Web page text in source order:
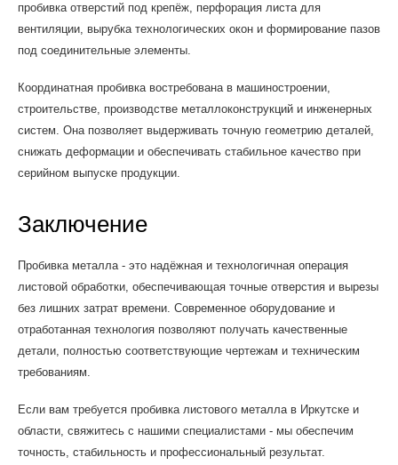
пробивка отверстий под крепёж, перфорация листа для
вентиляции, вырубка технологических окон и формирование пазов
под соединительные элементы.
Координатная пробивка востребована в машиностроении,
строительстве, производстве металлоконструкций и инженерных
систем. Она позволяет выдерживать точную геометрию деталей,
снижать деформации и обеспечивать стабильное качество при
серийном выпуске продукции.
Заключение
Пробивка металла - это надёжная и технологичная операция
листовой обработки, обеспечивающая точные отверстия и вырезы
без лишних затрат времени. Современное оборудование и
отработанная технология позволяют получать качественные
детали, полностью соответствующие чертежам и техническим
требованиям.
Если вам требуется пробивка листового металла в Иркутске и
области, свяжитесь с нашими специалистами - мы обеспечим
точность, стабильность и профессиональный результат.